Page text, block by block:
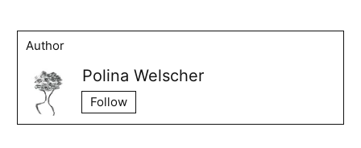
Author
Polina Welscher
Follow